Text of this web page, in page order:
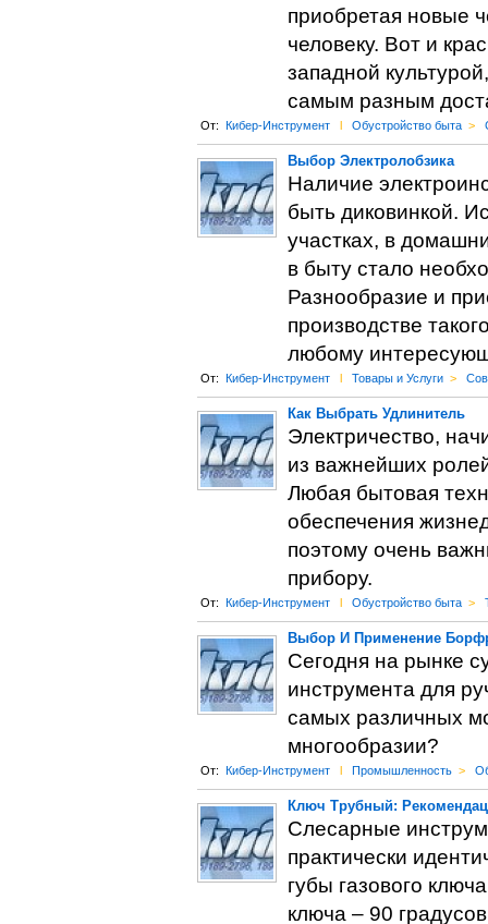
приобретая новые
человеку. Вот и
западной
самым разным
От: Кибер-Инструмент l Обустройство быта >
Выбор Электролобзика
Наличие
быть диковинкой.
участках, в
в быту стало
Разнообразие и
производстве
любому
От: Кибер-Инструмент l Товары и Услуги >
Как Выбрать Удлинитель
Электричество,
из важнейших
Любая бытовая
обеспечения
поэтому очень
прибору.
От: Кибер-Инструмент l Обустройство быта >
Выбор И Применение
Сегодня на рынке
инструмента для
самых различных
многообразии?
От: Кибер-Инструмент l Промышленность >
Ключ Трубный:
Слесарные
практически
губы газового
ключа – 90